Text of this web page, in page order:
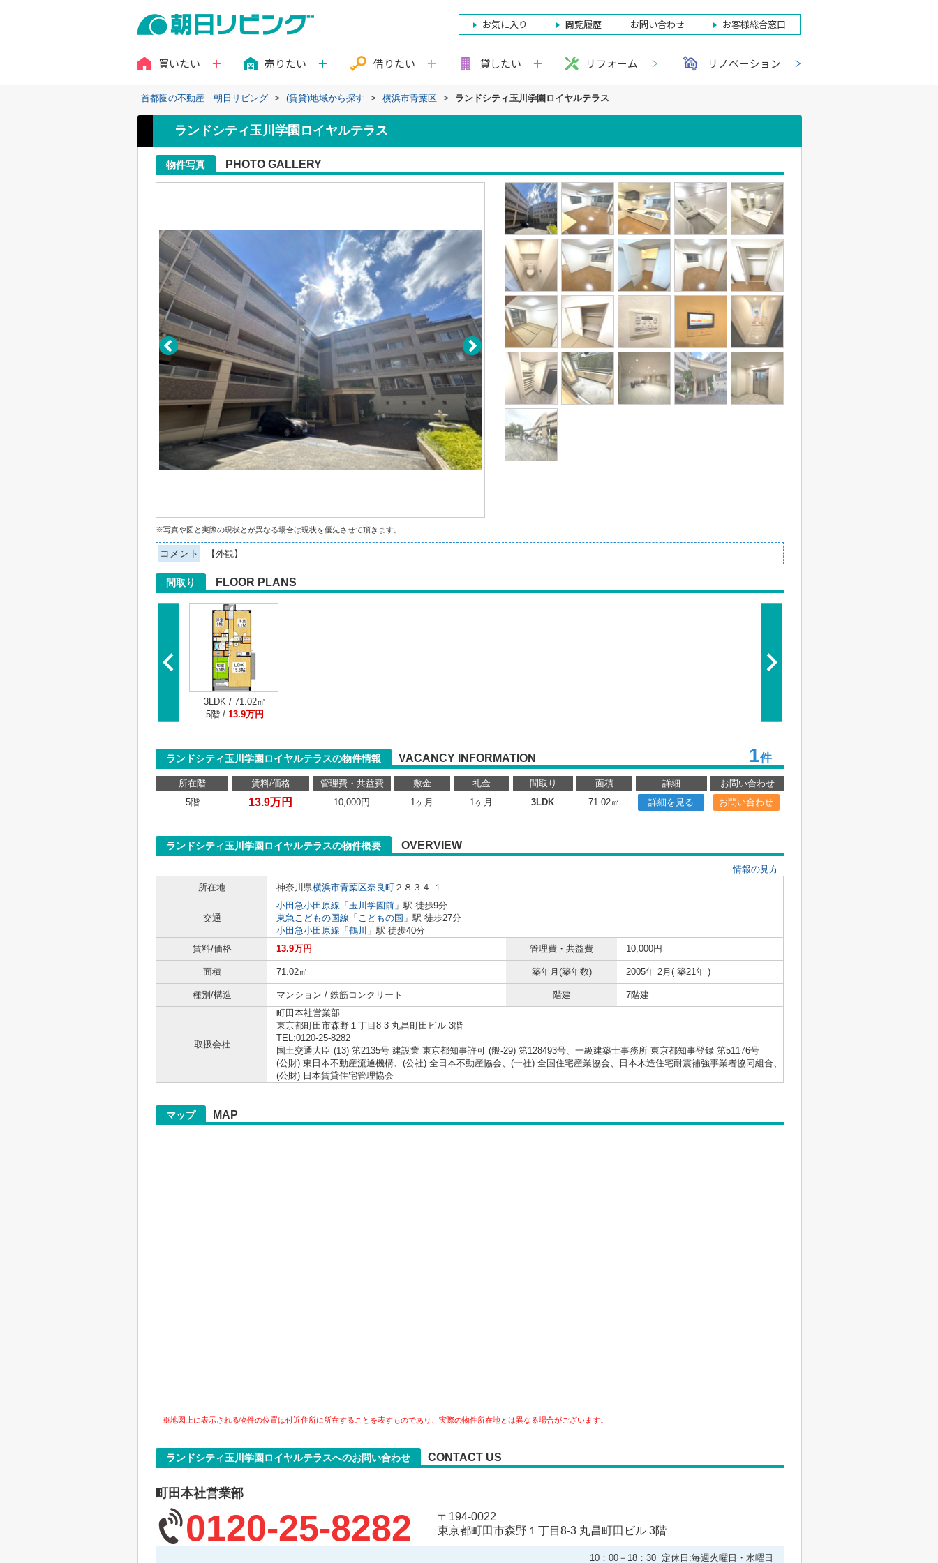
お気に入り 閲覧履歴 お問い合わせ お客様総合窓口
買いたい 売りたい 借りたい 貸したい リフォーム リノベーション
首都圏の不動産｜朝日リビング > (賃貸)地域から探す > 横浜市青葉区 > ランドシティ玉川学園ロイヤルテラス
ランドシティ玉川学園ロイヤルテラス
物件写真 PHOTO GALLERY
※写真や図と実際の現状とが異なる場合は現状を優先させて頂きます。
コメント 【外観】
間取り FLOOR PLANS
3LDK / 71.02㎡
5階 / 13.9万円
ランドシティ玉川学園ロイヤルテラスの物件情報 VACANCY INFORMATION 1件
所在階 賃料/価格 管理費・共益費 敷金 礼金 間取り 面積 詳細
お問い合わせ
5階
13.9万円 10,000円 1ヶ月 1ヶ月 3LDK 71.02㎡ 詳細を見る お問い合わせ
ランドシティ玉川学園ロイヤルテラスの物件概要 OVERVIEW
情報の見方
所在地
神奈川県横浜市青葉区奈良町 ２８３４-１
交通
小田急小田原線 「 玉川学園前 」駅 徒歩9分
東急こどもの国線 「 こどもの国 」駅 徒歩27分
小田急小田原線 「 鶴川 」駅 徒歩40分
賃料/価格
13.9万円 管理費・共益費 10,000円
面積 71.02㎡ 築年月(築年数) 2005年 2月( 築21年 )
種別/構造 マンション / 鉄筋コンクリート 階建 7階建
取扱会社
町田本社営業部
東京都町田市森野１丁目8-3 丸昌町田ビル 3階
TEL:0120-25-8282
国土交通大臣 (13) 第2135号 建設業 東京都知事許可 (般-29) 第128493号、一級建築士事務所 東京都知事登録 第51176号
(公財) 東日本不動産流通機構、(公社) 全日本不動産協会、(一社) 全国住宅産業協会、日本木造住宅耐震補強事業者協同組合、
(公財) 日本賃貸住宅管理協会
マップ MAP
※地図上に表示される物件の位置は付近住所に所在することを表すものであり、実際の物件所在地とは異なる場合がございます。
ランドシティ玉川学園ロイヤルテラスへのお問い合わせ CONTACT US
町田本社営業部
0120-25-8282
〒194-0022
東京都町田市森野１丁目8-3 丸昌町田ビル 3階
10：00－18：30 定休日:毎週火曜日・水曜日